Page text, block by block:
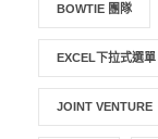
BOWTIE 團隊
EXCEL下拉式選單
JOINT VENTURE